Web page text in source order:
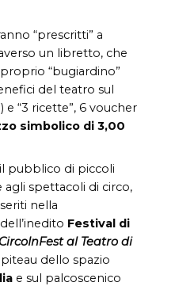
“prescritti” a
un libretto, che
“bugiardino”
del teatro sul
“3 ricette”, 6 voucher
simbolico di 3,00
il pubblico di piccoli
spettacoli di circo,
nella
Festival di
CircoInFestal Teatro di
dello spazio
e sul palcoscenico